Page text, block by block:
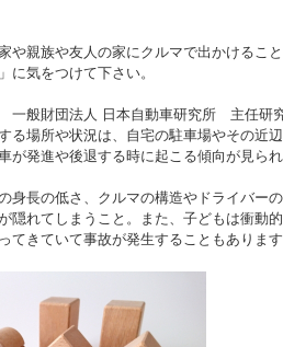
や親族や友人の家にクルマで出かけるこ
に気をつけて下さい。
一般財団法人 日本自動車研究所 主任研
る場所や状況は、自宅の駐車場やその近
が発進や後退する時に起こる傾向が見ら
身長の低さ、クルマの構造やドライバー
隠れてしまうこと。また、子どもは衝動
てきていて事故が発生することもありま